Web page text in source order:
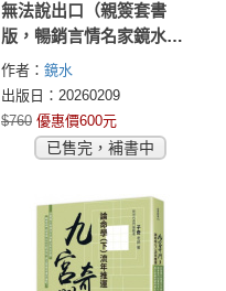
無法說出口（親簽套書
版，暢銷言情名家鏡水糾
葛難言祕戀，讀者等待多
年終於登場！）
作者： 鏡水
出版日：20260209
$760 優惠價600元
已售完，補書中